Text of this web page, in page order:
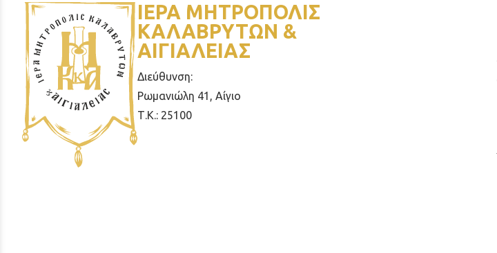
ΙΕΡΑ ΜΗΤΡΟΠΟΛΙΣ
ΚΑΛΑΒΡΥΤΩΝ &
ΑΙΓΙΑΛΕΙΑΣ
Διεύθυνση:
Ρωμανιώλη 41, Αίγιο
Τ.Κ.: 25100